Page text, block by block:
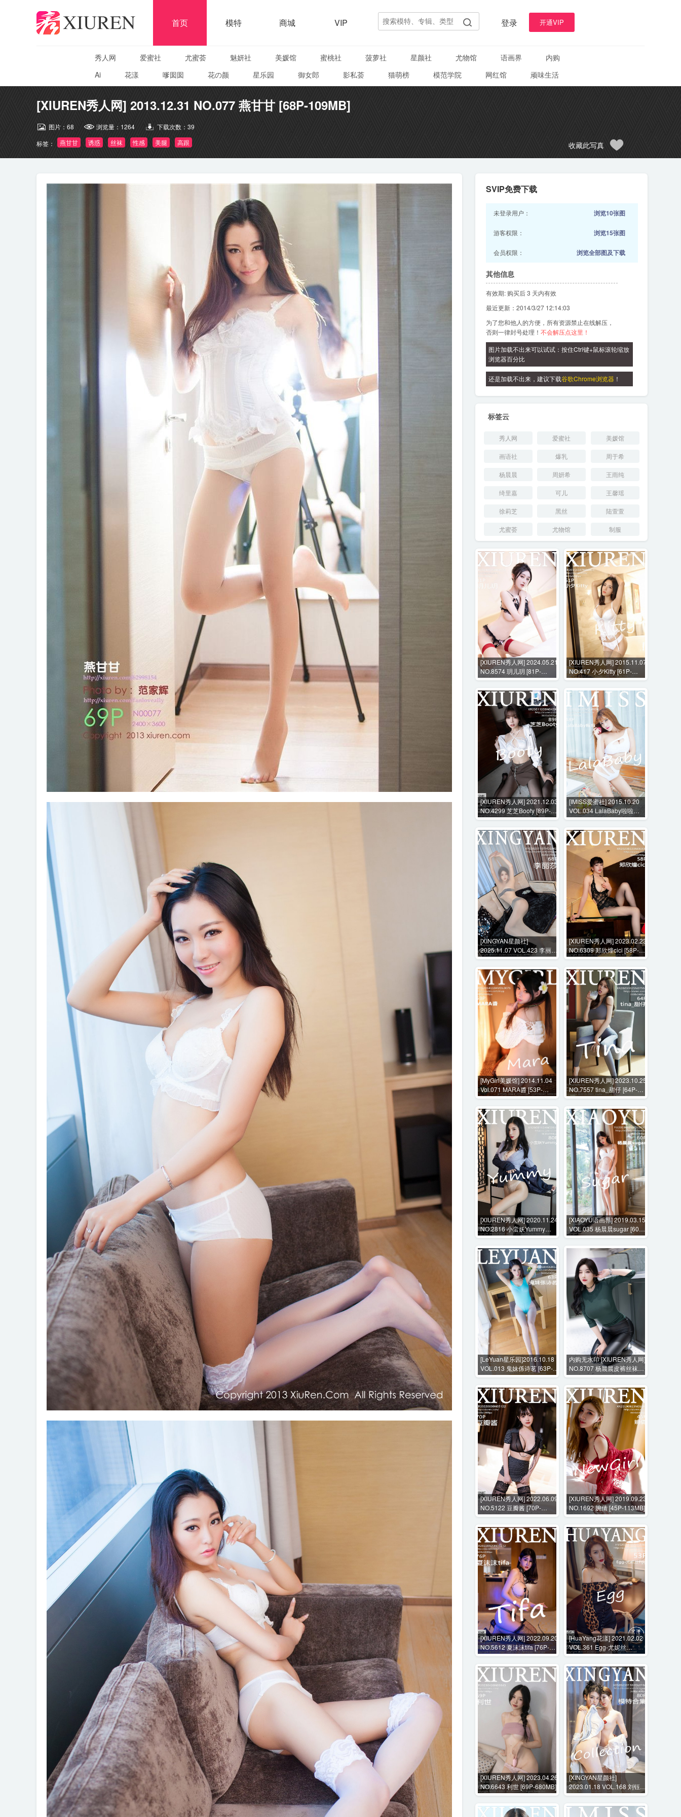
首页 模特 商城 VIP 登录 开通VIP
秀人网 爱蜜社 尤蜜荟 魅妍社 美媛馆 蜜桃社 菠萝社 星颜社 尤物馆 语画界
内购
Ai
花漾 嗲囡囡 花の颜 星乐园 御女郎 影私荟 猫萌榜 模范学院 网红馆 顽味生活
[XIUREN秀人网] 2013.12.31 NO.077 燕甘甘 [68P-109MB]
图片： 68 浏览量： 1264 下载次数： 39
标签：
燕甘甘 诱惑 丝袜 性感 美腿 高跟 收藏此写真
SVIP免费下载
未登录用户： 浏览10张图
游客权限： 浏览15张图
会员权限： 浏览全部图及下载
其他信息
有效期: 购买后 3 天内有效
最近更新：2014/3/27 12:14:03
为了您和他人的方便，所有资源禁止在线解压，
否则一律封号处理！ 不会解压点这里！
图片加载不出来可以试试：按住Ctrl键+鼠标滚轮缩放
浏览器百分比
还是加载不出来，建议下载谷歌Chrome浏览器 ！
标签云
秀人网 爱蜜社 美媛馆
画语社 爆乳 周于希
杨晨晨 周妍希 王雨纯
绮里嘉 可儿 王馨瑶
徐莉芝 黑丝 陆萱萱
尤蜜荟 尤物馆 制服
[XIUREN秀人网] 2024.05.21
NO.8574 玥儿玥 [81P-
598MB]
[XIUREN秀人网] 2015.11.07
NO.417 小夕Kitty [61P-
499MB]
[XIUREN秀人网] 2021.12.03
NO.4299 芝芝Booty [89P-
758MB]
[IMISS爱蜜社] 2015.10.20
VOL.034 LalaBaby啦啦
[48P-209MB]
[XINGYAN星颜社]
2025.11.07 VOL.423 李丽莎
[68P-635MB]
[XIUREN秀人网] 2023.02.23
NO.6309 郑欣燑cici [58P-
530MB]
[MyGirl美媛馆] 2014.11.04
Vol.071 MARA醬 [53P-
246MB]
[XIUREN秀人网] 2023.10.25
NO.7557 tina_甜仔 [64P-
596MB]
[XIUREN秀人网] 2020.11.24
NO.2816 小蛮妖Yummy
[80P-724MB]
[XIAOYU语画界] 2019.03.15
VOL.035 杨晨晨sugar [60P-
247MB]
[LeYuan星乐园]2016.10.18
VOL.013 鬼妹係诗茗 [63P-
266MB]
内购无水印 [XIUREN秀人网]
NO.8707 杨晨晨皮裤丝袜真
空+花絮视频 [110P+2V-
4228MB]
[XIUREN秀人网] 2022.06.09
NO.5122 豆瓣酱 [70P-
518MB]
[XIUREN秀人网] 2019.09.23
NO.1692 婉倩 [45P-113MB]
[XIUREN秀人网] 2022.09.20
NO.5612 夏沫沫tifa [76P-
704MB]
[HuaYang花漾] 2021.02.02
VOL.361 Egg-尤妮丝
Egg[53P-590MB]
[XIUREN秀人网] 2023.04.26
NO.6643 利世 [69P-680MB]
[XINGYAN星颜社]
2023.01.18 VOL.168 刘钰儿
[80P-765MB]